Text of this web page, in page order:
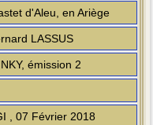
d'Aleu, en Ariège
LASSUS
émission 2
, 07 Février 2018